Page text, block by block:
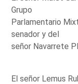
Grupo
Parlamentario
senador y del
señor Navarrete
El señor Lemus